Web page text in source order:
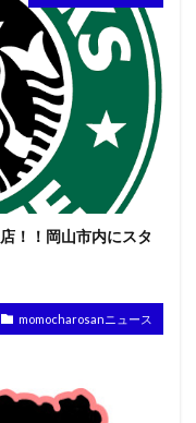
！！岡山市内にスタ
momocharosanニュース